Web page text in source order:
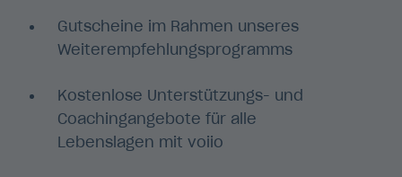
Gutscheine im Rahmen unseres
Weiterempfehlungsprogramms
Kostenlose Unterstützungs- und
Coachingangebote für alle
Lebenslagen mit voiio